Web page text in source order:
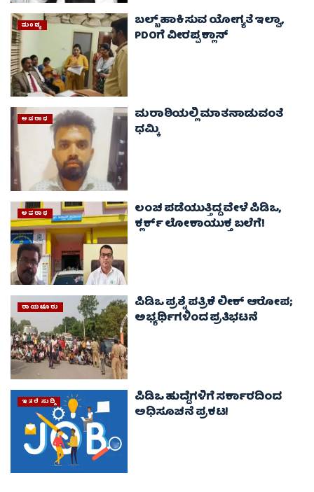
ಮಂಡ್ಯ ಬಲ್ಬ್‌ ಹಾಕಿಸುವ ಯೋಗ್ಯತೆ ಇಲ್ವಾ,
PDOಗೆ ವೀರಪ್ಪ ಕ್ಲಾಸ್‌
ಅಪರಾಧ ಮರಾಠಿಯಲ್ಲಿ ಮಾತನಾಡುವಂತೆ
ಧಮ್ಕಿ
ಅಪರಾಧ ಲಂಚ ಪಡೆಯುತ್ತಿದ್ದ ವೇಳೆ ಪಿಡಿಒ,
ಕ್ಲರ್ಕ್ ಲೋಕಾಯುಕ್ತ ಬಲೆಗೆ!
ರಾಯಚೂರು ಪಿಡಿಒ ಪ್ರಶ್ನೆ ಪತ್ರಿಕೆ ಲೀಕ್ ಆರೋಪ;
ಅಭ್ಯರ್ಥಿಗಳಿಂದ ಪ್ರತಿಭಟನೆ
ಇತರೆ ಸುದ್ದಿ ಪಿಡಿಒ ಹುದ್ದೆಗಳಿಗೆ ಸರ್ಕಾರದಿಂದ
ಅಧಿಸೂಚನೆ ಪ್ರಕಟ!